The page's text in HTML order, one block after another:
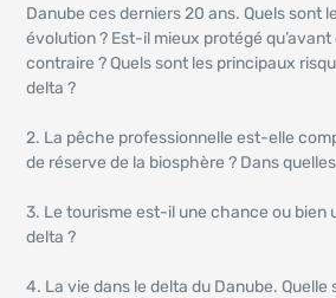
Danube ces derniers 20 ans. Quels sont
évolution ? Est-il mieux protégé
contraire ? Quels sont les principaux
delta ?
2. La pêche professionnelle est-elle
de réserve de la biosphère ? Dans
3. Le tourisme est-il une chance ou bien
delta ?
4. La vie dans le delta du Danube.